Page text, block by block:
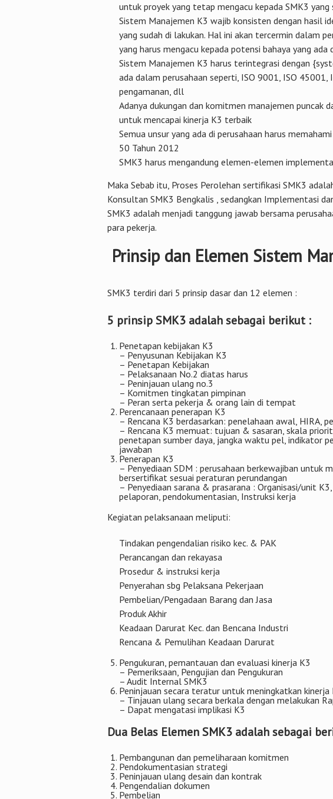
untuk proyek yang tetap mengacu kepada SMK3 yang
Sistem Manajemen K3 wajib konsisten dengan hasil
yang sudah di lakukan. Hal ini akan tercermin dalam
yang harus mengacu kepada potensi bahaya yang ada
Sistem Manajemen K3 harus terintegrasi dengan
ada dalam perusahaan seperti, ISO 9001, ISO 45001,
pengamanan, dll
Adanya dukungan dan komitmen manajemen puncak
untuk mencapai kinerja K3 terbaik
Semua unsur yang ada di perusahaan harus
50 Tahun 2012
SMK3 harus mengandung elemen-elemen
Maka Sebab itu, Proses Perolehan sertifikasi SMK3
Konsultan SMK3 Bengkalis , sedangkan Implementasi
SMK3 adalah menjadi tanggung jawab bersama
para pekerja.
Prinsip dan Elemen Sistem
SMK3 terdiri dari 5 prinsip dasar dan 12 elemen :
5 prinsip SMK3 adalah sebagai berikut :
Penetapan kebijakan K3
– Penyusunan Kebijakan K3
– Penetapan Kebijakan
– Pelaksanaan No.2 diatas harus
– Peninjauan ulang no.3
– Komitmen tingkatan pimpinan
– Peran serta pekerja & orang lain di tempat
Perencanaan penerapan K3
– Rencana K3 berdasarkan: penelahaan awal, HIRA,
– Rencana K3 memuat: tujuan & sasaran, skala
penetapan sumber daya, jangka waktu pel, indikator
jawaban
Penerapan K3
– Penyediaan SDM : perusahaan berkewajiban untuk
bersertifikat sesuai peraturan perundangan
– Penyediaan sarana & prasarana : Organisasi/unit
pelaporan, pendokumentasian, Instruksi kerja
Kegiatan pelaksanaan meliputi:
Tindakan pengendalian risiko kec. & PAK
Perancangan dan rekayasa
Prosedur & instruksi kerja
Penyerahan sbg Pelaksana Pekerjaan
Pembelian/Pengadaan Barang dan Jasa
Produk Akhir
Keadaan Darurat Kec. dan Bencana Industri
Rencana & Pemulihan Keadaan Darurat
Pengukuran, pemantauan dan evaluasi kinerja K3
– Pemeriksaan, Pengujian dan Pengukuran
– Audit Internal SMK3
Peninjauan secara teratur untuk meningkatkan kinerja
– Tinjauan ulang secara berkala dengan melakukan
– Dapat mengatasi implikasi K3
Dua Belas Elemen SMK3 adalah sebagai
Pembangunan dan pemeliharaan komitmen
Pendokumentasian strategi
Peninjauan ulang desain dan kontrak
Pengendalian dokumen
Pembelian